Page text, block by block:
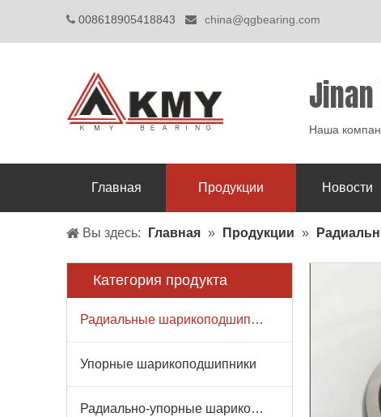
 008618905418843  china@qgbearing.com
Jinan
Наша
Главная Продукции Новости
Вы здесь: Главная » Продукции »
Категория продукта
Радиальные шарикоподшипники
Упорные шарикоподшипники
Радиально-упорные шарикоподшипники